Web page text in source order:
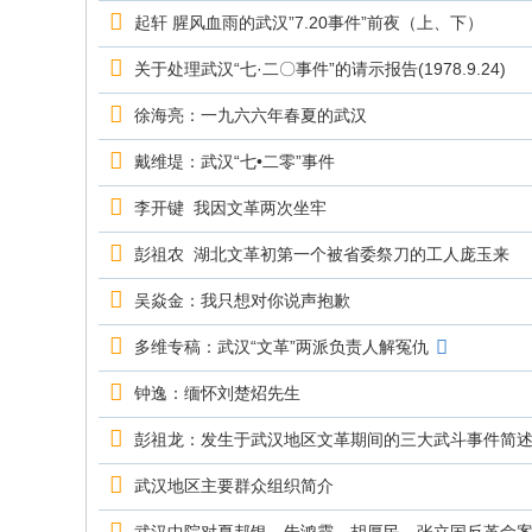
究
起轩 腥风血雨的武汉”7.20事件”前夜（上、下）
关于处理武汉“七·二〇事件”的请示报告(1978.9.24)
徐海亮：一九六六年春夏的武汉
戴维堤：武汉“七•二零”事件
李开键 我因文革两次坐牢
彭祖农 湖北文革初第一个被省委祭刀的工人庞玉来
吴焱金：我只想对你说声抱歉
多维专稿：武汉“文革”两派负责人解冤仇
钟逸：缅怀刘楚炤先生
彭祖龙：发生于武汉地区文革期间的三大武斗事件简述
武汉地区主要群众组织简介